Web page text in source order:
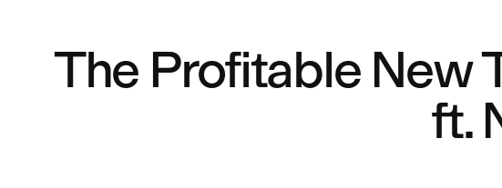
The Profitable New
ft.